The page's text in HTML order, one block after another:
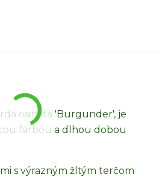
osinatá 'Burgunder', je
farbou a dlhou dobou
s výrazným žltým terčom